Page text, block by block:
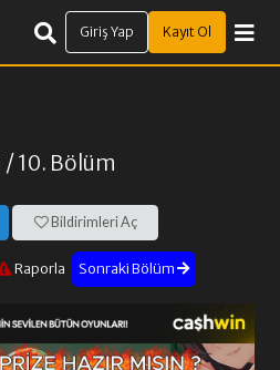
Giriş Yap Kayıt Ol
/ 10. Bölüm
Bildirimleri Aç
Raporla Sonraki Bölüm